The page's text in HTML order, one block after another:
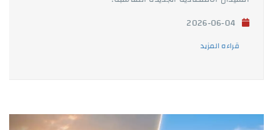
قراءه المزيد